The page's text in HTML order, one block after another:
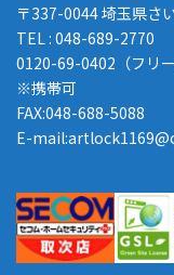
〒337-0044 埼玉県さ
TEL : 048-689-2770
0120-69-0402（フリー
※携帯可
FAX:048-688-5088
E-